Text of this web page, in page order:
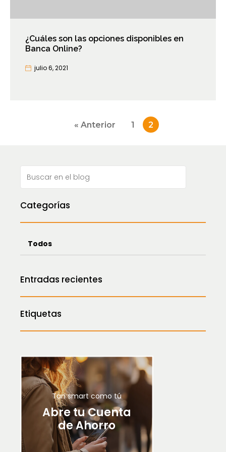
Categorías
Todos
Entradas recientes
Etiquetas
Tan smart como tú
Abre tu Cuenta
de Ahorro
¿Cuáles son las opciones disponibles en
Banca Online?
julio 6, 2021
Paginación
« Anterior 1 2